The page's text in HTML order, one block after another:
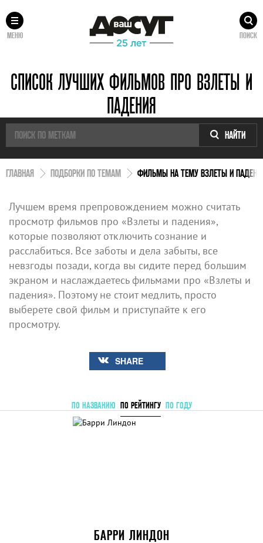
МЕНЮ ПОИСК
СПИСОК ЛУЧШИХ ФИЛЬМОВ ПРО ВЗЛЕТЫ И
ПАДЕНИЯ
НАЙТИ
ГЛАВНАЯ ПОДБОРКИ ПО ТЕМАМ ФИЛЬМЫ НА ТЕМУ ВЗЛЕТЫ И
Лучшем время препровождением можно считать
просмотр фильмов про «Взлеты и падения»,
которые позволяют отключить сознание и
расслабиться. Все заботы и дела забыты, все
невзгоды позади, когда вы сидите перед большим
экраном и наслаждаетесь фильмами про «Взлеты и
падения». Поэтому не стоит медлить, просто
выберете свой фильм и приступайте к его
просмотру.
SHARE
ПО НАЗВАНИЮ ПО РЕЙТИНГУ ПО ГОДУ
БАРРИ ЛИНДОН